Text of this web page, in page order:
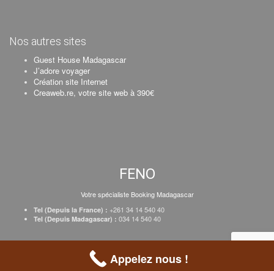
Nos autres sites
Guest House Madagascar
J’adore voyager
Création site Internet
Creaweb.re, votre site web à 390€
FENO
Votre spécialiste Booking Madagascar
Tel (Depuis la France) : +261 34 14 540 40
Tel (Depuis Madagascar) : 034 14 540 40
Inscrire votre établissement
Appelez nous !